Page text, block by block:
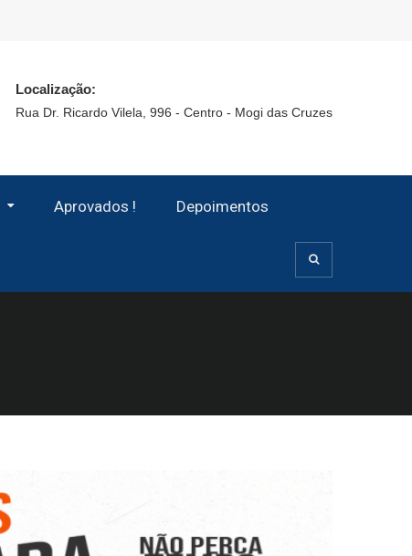
Localização:
Rua Dr. Ricardo Vilela, 996 - Centro - Mogi das Cruzes
Aprovados ! Depoimentos